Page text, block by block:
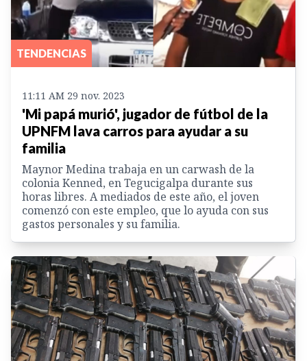
TENDENCIAS
11:11 AM 29 nov. 2023
'Mi papá murió', jugador de fútbol de la
UPNFM lava carros para ayudar a su
familia
Maynor Medina trabaja en un carwash de la
colonia Kenned, en Tegucigalpa durante sus
horas libres. A mediados de este año, el joven
comenzó con este empleo, que lo ayuda con sus
gastos personales y su familia.